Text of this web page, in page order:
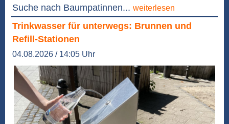
Suche nach Baumpatinnen... weiterlesen
Trinkwasser für unterwegs: Brunnen und
Refill-Stationen
04.08.2026 / 14:05 Uhr